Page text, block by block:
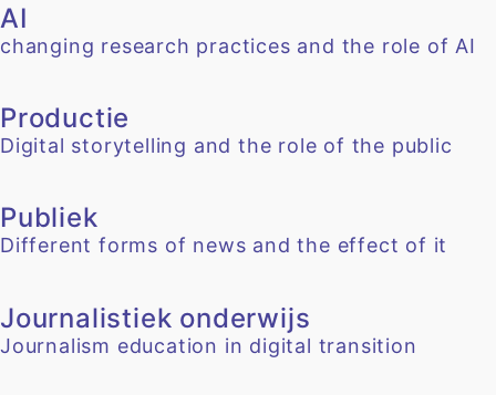
AI
changing research practices and the role of AI
Productie
Digital storytelling and the role of the public
Publiek
Different forms of news and the effect of it
Journalistiek onderwijs
Journalism education in digital transition